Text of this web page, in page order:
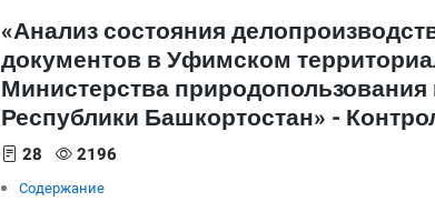
«Анализ состояния
документов в Уфимском
Министерства природопользования
Республики Башкортостан» -
28 2196
Содержание